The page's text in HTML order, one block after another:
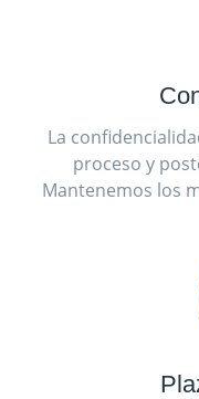
La
proceso y
Mantenemos los